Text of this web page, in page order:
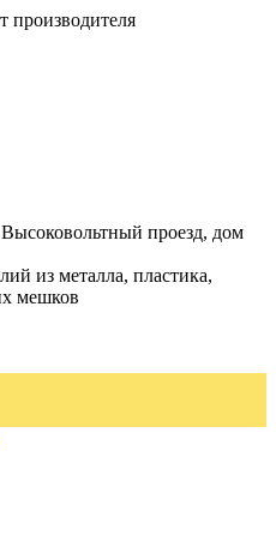
производителя
проезд, дом
из металла, пластика,
мешков